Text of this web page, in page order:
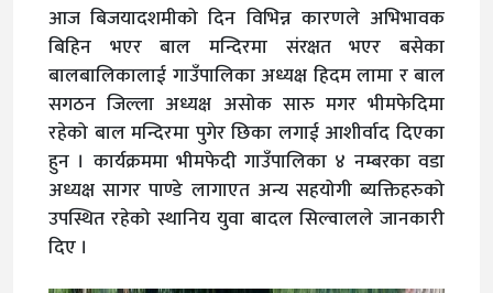
आज बिजयादशमीको दिन विभिन्न कारणले अभिभावक
बिहिन भएर बाल मन्दिरमा संरक्षत भएर बसेका
बालबालिकालाई गाउँपालिका अध्यक्ष हिदम लामा र बाल
सगठन जिल्ला अध्यक्ष असोक सारु मगर भीमफेदिमा
रहेको बाल मन्दिरमा पुगेर छिका लगाई आशीर्वाद दिएका
हुन । कार्यक्रममा भीमफेदी गाउँपालिका ४ नम्बरका वडा
अध्यक्ष सागर पाण्डे लागाएत अन्य सहयोगी ब्यक्तिहरुको
उपस्थित रहेको स्थानिय युवा बादल सिल्वालले जानकारी
दिए ।